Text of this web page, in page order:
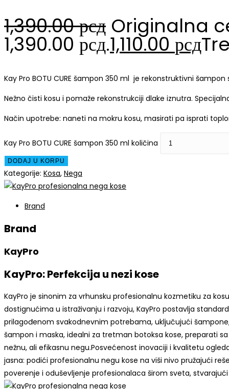
1,390.00рсд Originalna
1,390.00 рсд.1,110.00рсд
Kay Pro BOTU CURE šampon 350 ml je rekonstruktivni
Nežno čisti kosu i pomaže rekonstrukciji dlake iznutra.
Način upotrebe: naneti na mokru kosu, masirati pa isprati
Kay Pro BOTU CURE šampon 350 ml količina
DODAJ U KORPU
Kategorije: Kosa, Nega
Brand
Brand
KayPro
KayPro: Perfekcija u nezi kose
KayPro je sinonim za vrhunsku profesionalnu kozmetiku za
dostignućima u istraživanju i razvoju, KayPro postavlja
prilagođenom svakodnevnim potrebama, uključujući
šampon i maska, idealni za tretman botoksa kose, preparati
nežnu, ali efikasnu negu.Posvećenost inovaciji i kvalitetu
jasna: podići profesionalnu negu kose na viši nivo pružajući
poverenje i oduševljenje profesionalaca širom sveta,